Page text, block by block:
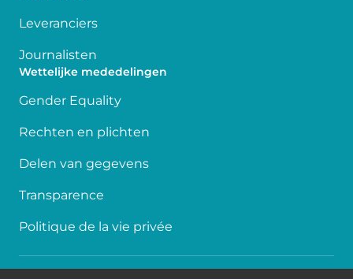
Leveranciers
Journalisten
Wettelijke mededelingen
Gender Equality
Rechten en plichten
Delen van gegevens
Transparence
Politique de la vie privée